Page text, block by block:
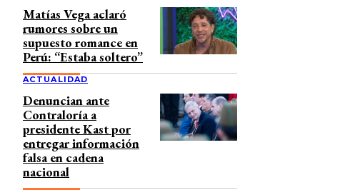
Matías Vega aclaró
rumores sobre un
supuesto romance en
Perú: “Estaba soltero”
ACTUALIDAD
Denuncian ante
Contraloría a
presidente Kast por
entregar información
falsa en cadena
nacional